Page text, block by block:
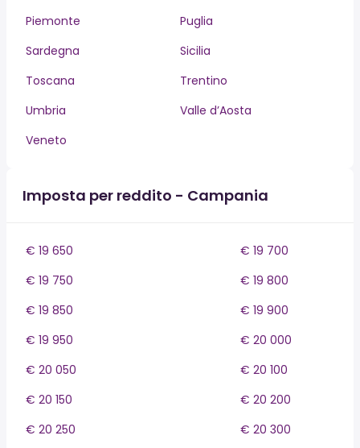
Piemonte
Puglia
Sardegna
Sicilia
Toscana
Trentino
Umbria
Valle d’Aosta
Veneto
Imposta per reddito - Campania
€ 19 650
€ 19 700
€ 19 750
€ 19 800
€ 19 850
€ 19 900
€ 19 950
€ 20 000
€ 20 050
€ 20 100
€ 20 150
€ 20 200
€ 20 250
€ 20 300